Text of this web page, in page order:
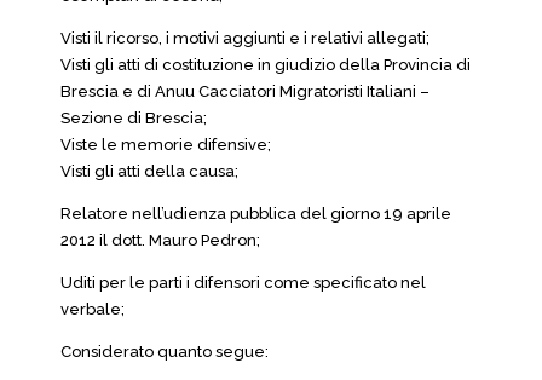
Visti il ricorso, i motivi aggiunti e i relativi allegati;
Visti gli atti di costituzione in giudizio della Provincia di
Brescia e di Anuu Cacciatori Migratoristi Italiani –
Sezione di Brescia;
Viste le memorie difensive;
Visti gli atti della causa;
Relatore nell’udienza pubblica del giorno 19 aprile
2012 il dott. Mauro Pedron;
Uditi per le parti i difensori come specificato nel
verbale;
Considerato quanto segue: